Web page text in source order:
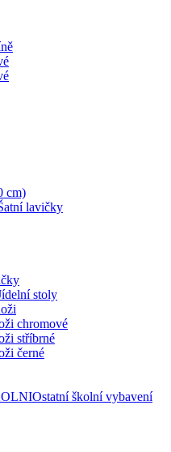
cm)
lavičky
stoly
chromové
stříbrné
černé
Ostatní školní vybavení